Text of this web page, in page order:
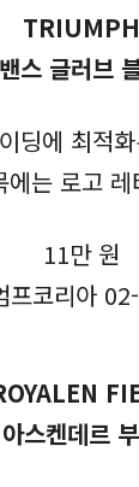
TRIUMPH
밴스 글러브
딩에 최적
는 로고
11만 원
프코리아
아스켄데르